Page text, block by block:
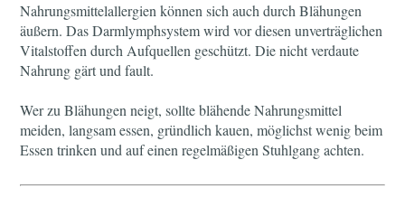
Nahrungsmittelallergien können sich auch durch Blähungen
äußern. Das Darmlymphsystem wird vor diesen unverträglichen
Vitalstoffen durch Aufquellen geschützt. Die nicht verdaute
Nahrung gärt und fault.
Wer zu Blähungen neigt, sollte blähende Nahrungsmittel
meiden, langsam essen, gründlich kauen, möglichst wenig beim
Essen trinken und auf einen regelmäßigen Stuhlgang achten.